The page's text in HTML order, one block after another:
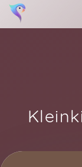
Soon you will